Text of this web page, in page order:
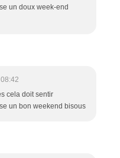
un doux week-end
cela doit sentir
un bon weekend bisous